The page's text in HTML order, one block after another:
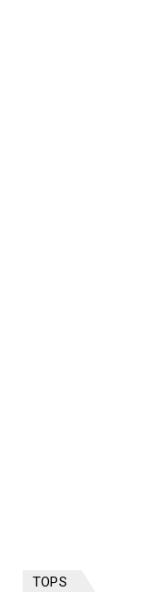
TOPS